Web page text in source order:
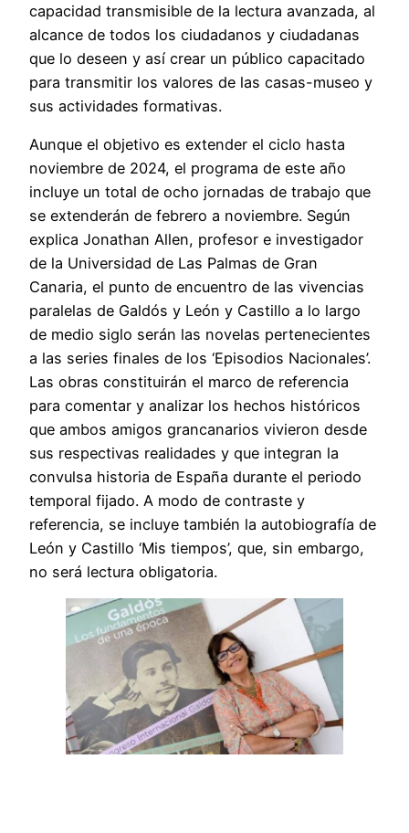
capacidad transmisible de la lectura avanzada, al
alcance de todos los ciudadanos y ciudadanas
que lo deseen y así crear un público capacitado
para transmitir los valores de las casas-museo y
sus actividades formativas.
Aunque el objetivo es extender el ciclo hasta
noviembre de 2024, el programa de este año
incluye un total de ocho jornadas de trabajo que
se extenderán de febrero a noviembre. Según
explica Jonathan Allen, profesor e investigador
de la Universidad de Las Palmas de Gran
Canaria, el punto de encuentro de las vivencias
paralelas de Galdós y León y Castillo a lo largo
de medio siglo serán las novelas pertenecientes
a las series finales de los ‘Episodios Nacionales’.
Las obras constituirán el marco de referencia
para comentar y analizar los hechos históricos
que ambos amigos grancanarios vivieron desde
sus respectivas realidades y que integran la
convulsa historia de España durante el periodo
temporal fijado. A modo de contraste y
referencia, se incluye también la autobiografía de
León y Castillo ‘Mis tiempos’, que, sin embargo,
no será lectura obligatoria.